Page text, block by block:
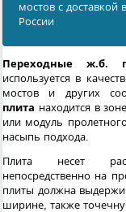
мостов с доставкой
России
Переходные ж.б.
используется в
мостов и других
плита находится в
или модуль
насыпь подхода.
Плита несет
непосредственно на
плиты должна
ширине, также